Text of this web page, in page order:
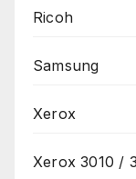
Ricoh
Samsung
Xerox
Xerox 3010 /